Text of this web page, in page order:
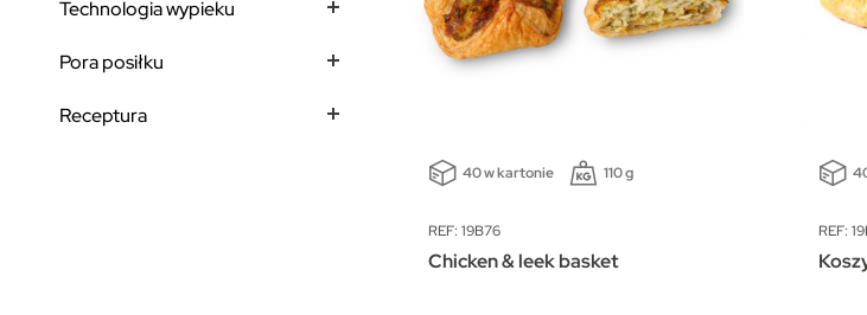
40 w kartonie 110 g
REF: 19B76
Chicken & leek basket
REF:
Technologia wypieku
Pora posiłku
Receptura